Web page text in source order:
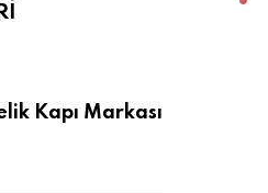
Kapı Markası